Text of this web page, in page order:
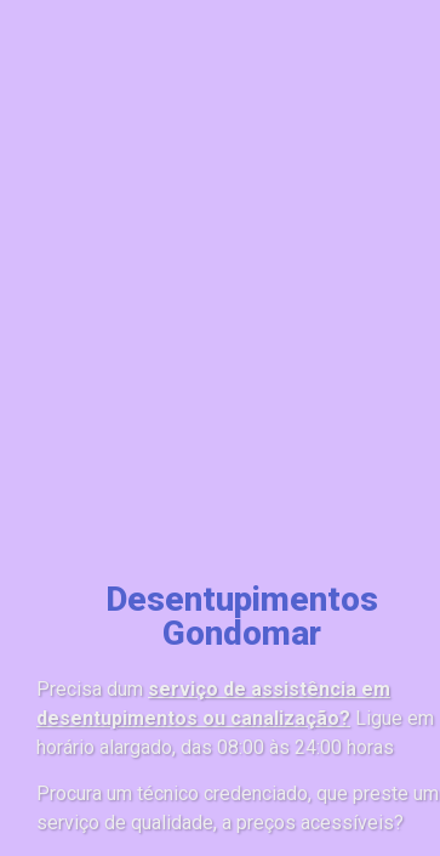
Desentupimentos
Gondomar
Precisa dum serviço de assistência em
desentupimentos ou canalização? Ligue em
horário alargado, das 08:00 às 24:00 horas
Procura um técnico credenciado, que preste um
serviço de qualidade, a preços acessíveis?